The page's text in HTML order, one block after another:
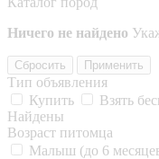
Ничего не найдено
Сбросить Применить
Тип объявления
Купить
Взять
Найдены
Возраст питомца
Малыш (до 6